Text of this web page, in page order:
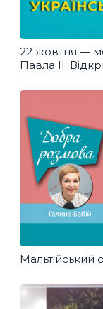
22 жовтня —
Павла II.
Мальтійський